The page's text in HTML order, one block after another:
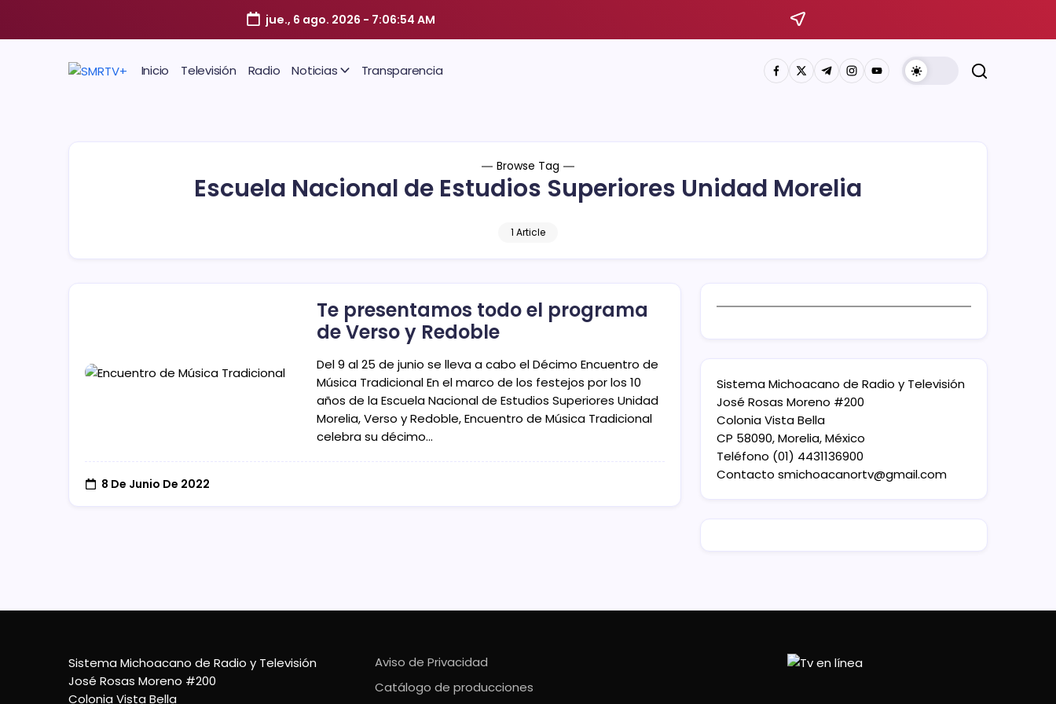
jue., 6 ago. 2026 - 7:06:55 AM
Inicio Televisión Radio Noticias Transparencia
Browse Tag
Escuela Nacional de Estudios Superiores Unidad Morelia
1 Article
Te presentamos todo el programa
de Verso y Redoble
Del 9 al 25 de junio se lleva a cabo el Décimo Encuentro de
Música Tradicional En el marco de los festejos por los 10
años de la Escuela Nacional de Estudios Superiores Unidad
Morelia, Verso y Redoble, Encuentro de Música Tradicional
celebra su décimo…
8 De Junio De 2022
Sistema Michoacano de Radio y Televisión
José Rosas Moreno #200
Colonia Vista Bella
CP 58090, Morelia, México
Teléfono (01) 4431136900
Contacto smichoacanortv@gmail.com
Sistema Michoacano de Radio y Televisión
José Rosas Moreno #200
Colonia Vista Bella
Aviso de Privacidad
Catálogo de producciones